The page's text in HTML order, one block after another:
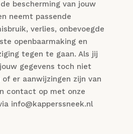
bescherming van jouw
neemt passende
verlies, onbevoegde
openbaarmaking en
tegen te gaan. Als jij
gegevens toch niet
er aanwijzingen zijn van
contact op met onze
info@kapperssneek.nl